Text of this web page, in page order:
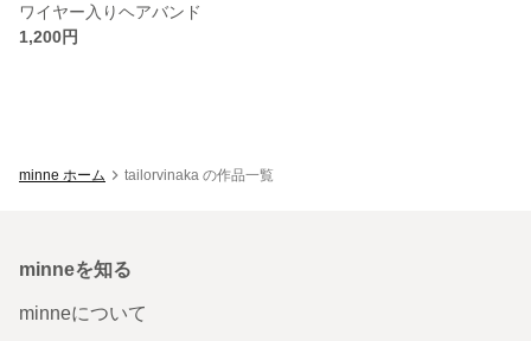
ワイヤー入りヘアバンド
1,200円
minne ホーム tailorvinaka の作品一覧
minneを知る
minneについて